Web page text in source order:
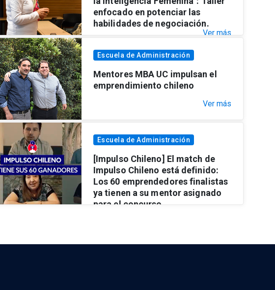
enfocado en potenciar las
habilidades de negociación.
Ver más
Escuela de Administración
Mentores MBA UC impulsan el
emprendimiento chileno
Ver más
Escuela de Administración
[Impulso Chileno] El match de
Impulso Chileno está definido:
Los 60 emprendedores finalistas
ya tienen a su mentor asignado
para el concurso